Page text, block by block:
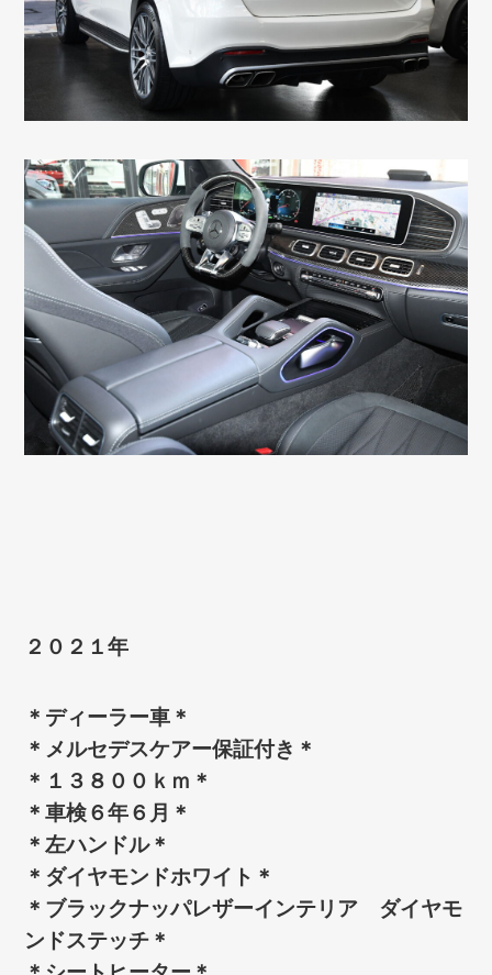
２０２１年
＊ディーラー車＊
＊メルセデスケアー保証付き＊
＊１３８００ｋｍ＊
＊車検６年６月＊
＊左ハンドル＊
＊ダイヤモンドホワイト＊
＊ブラックナッパレザーインテリア ダイヤモ
ンドステッチ＊